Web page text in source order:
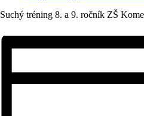
Suchý tréning 8. a 9. ročník ZŠ